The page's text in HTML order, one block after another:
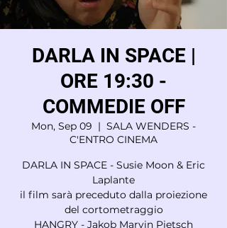
DARLA IN SPACE |
ORE 19:30 -
COMMEDIE OFF
Mon, Sep 09
  |
SALA WENDERS -
C'ENTRO CINEMA
DARLA IN SPACE - Susie Moon & Eric
Laplante
il film sarà preceduto dalla proiezione
del cortometraggio
HANGRY - Jakob Marvin Pietsch